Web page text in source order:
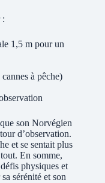
:
1,5 m pour un
à pêche)
son Norvégien
d’observation.
et se sentait plus
En somme,
physiques et
sérénité et son